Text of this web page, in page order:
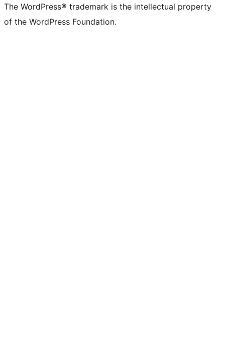
The WordPress® trademark is the intellectual property
of the WordPress Foundation.